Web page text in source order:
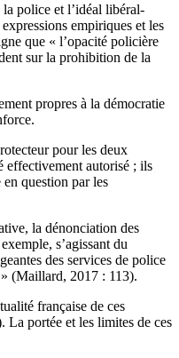
police et l’idéal libéral-
empiriques et les
que « l’opacité policière
sur la prohibition de la
propres à la démocratie
pour les deux
effectivement autorisé ; ils
question par les
la dénonciation des
s’agissant du
des services de police
» (Maillard, 2017 : 113).
française de ces
La portée et les limites de ces